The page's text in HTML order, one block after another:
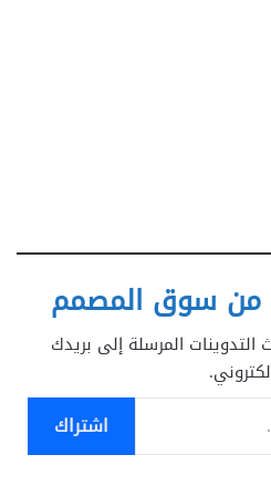
من سوق المصمم
المرسلة إلى بريدك
اشتراك